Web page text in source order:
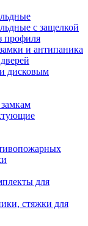
с защелкой
профиля
и антипаника
дисковым
для
стяжки для